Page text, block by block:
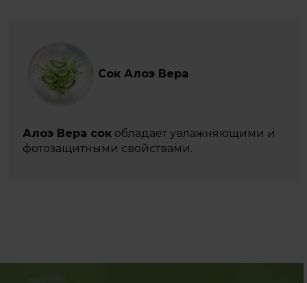
Сок Алоэ Вера
Алоэ Вера сок обладает увлажняющими и
фотозащитными свойствами.